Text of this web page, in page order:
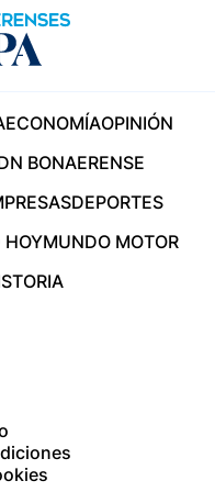
ECONOMÍAOPINIÓN
BONAERENSE
DEPORTES
HOYMUNDO MOTOR